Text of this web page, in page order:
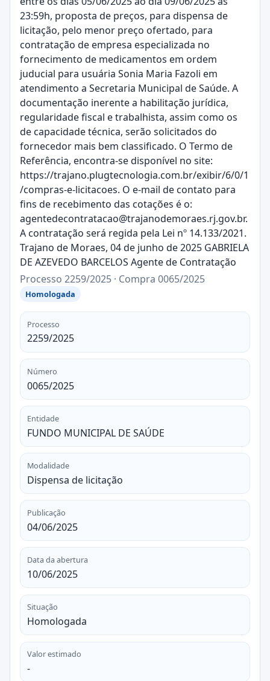
23:59h, proposta de preços, para dispensa de
licitação, pelo menor preço ofertado, para
contratação de empresa especializada no
fornecimento de medicamentos em ordem
juducial para usuária Sonia Maria Fazoli em
atendimento a Secretaria Municipal de Saúde. A
documentação inerente a habilitação jurídica,
regularidade fiscal e trabalhista, assim como os
de capacidade técnica, serão solicitados do
fornecedor mais bem classificado. O Termo de
Referência, encontra-se disponível no site:
https://trajano.plugtecnologia.com.br/exibir/6/0/1
/compras-e-licitacoes. O e-mail de contato para
fins de recebimento das cotações é o:
agentedecontratacao@trajanodemoraes.rj.gov.br.
A contratação será regida pela Lei nº 14.133/2021.
Trajano de Moraes, 04 de junho de 2025 GABRIELA
DE AZEVEDO BARCELOS Agente de Contratação
Processo 2259/2025 · Compra 0065/2025
Homologada
Processo
2259/2025
Número
0065/2025
Entidade
FUNDO MUNICIPAL DE SAÚDE
Modalidade
Dispensa de licitação
Publicação
04/06/2025
Data da abertura
10/06/2025
Situação
Homologada
Valor estimado
-